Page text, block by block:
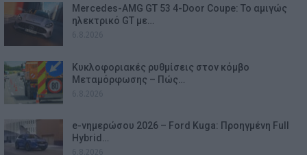
Mercedes-AMG GT 53 4-Door Coupe: Το αμιγώς
ηλεκτρικό GT με…
Κυκλοφοριακές ρυθμίσεις στον κόμβο
Μεταμόρφωσης – Πώς…
e-νημερώσου 2026 – Ford Kuga: Προηγμένη Full
Hybrid…